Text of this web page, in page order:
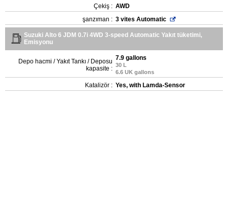
Çekiş : AWD
şanzıman : 3 vites Automatic
Suzuki Alto 6 JDM 0.7i 4WD 3-speed Automatic Yakıt tüketimi,
Emisyonu
Depo hacmi / Yakıt Tankı / Deposu
kapasite :
7.9 gallons
30 L
6.6 UK gallons
Katalizör : Yes, with Lamda-Sensor